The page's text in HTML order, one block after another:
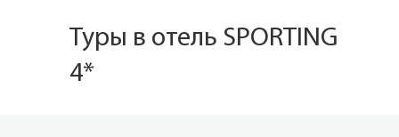
Туры в отель SPORTING
4*